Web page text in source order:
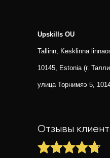
Upskills OU
Tallinn, Kesklinna
10145, Estonia (г.
улица Торнимяэ 5,
Отзывы